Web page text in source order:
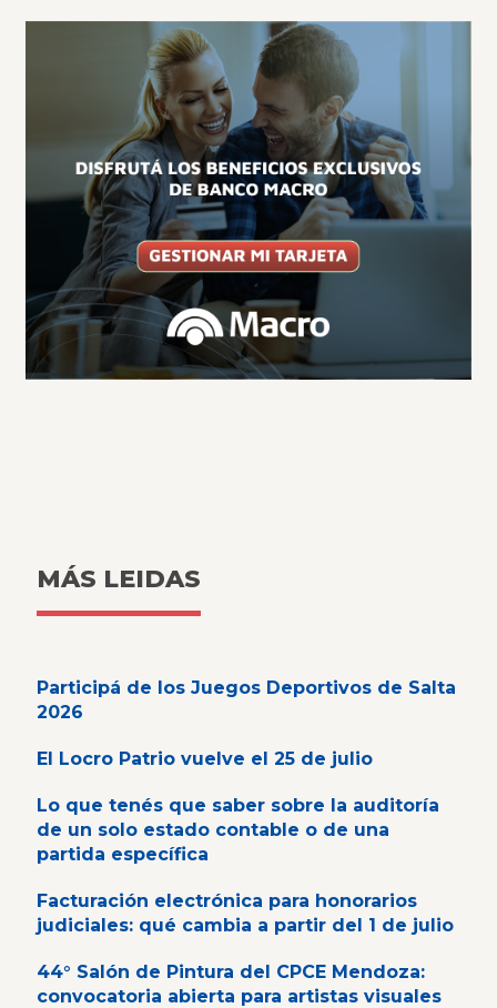
MÁS LEIDAS
Participá de los Juegos Deportivos de Salta
2026
El Locro Patrio vuelve el 25 de julio
Lo que tenés que saber sobre la auditoría
de un solo estado contable o de una
partida específica
Facturación electrónica para honorarios
judiciales: qué cambia a partir del 1 de julio
44° Salón de Pintura del CPCE Mendoza:
convocatoria abierta para artistas visuales